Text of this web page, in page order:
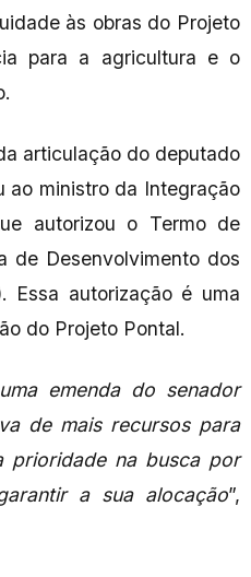
às obras do Projeto
para a agricultura e o
articulação do deputado
ao ministro da Integração
autorizou o Termo de
de Desenvolvimento dos
Essa autorização é uma
do Projeto Pontal.
emenda do senador
de mais recursos para
prioridade na busca por
a sua alocação”,